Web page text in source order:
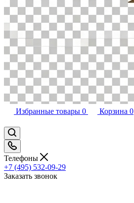
Избранные товары 0 Корзина 0
Телефоны
+7 (495) 532-09-29
Заказать звонок